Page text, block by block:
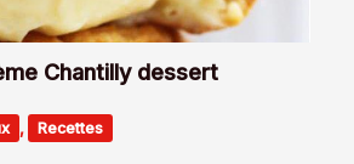
Chantilly dessert
, Recettes